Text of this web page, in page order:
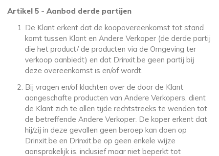
Artikel 5 - Aanbod derde partijen
De Klant erkent dat de koopovereenkomst tot stand
komt tussen Klant en Andere Verkoper (de derde partij
die het product/ de producten via de Omgeving ter
verkoop aanbiedt) en dat Drinxit.be geen partij bij
deze overeenkomst is en/of wordt.
Bij vragen en/of klachten over de door de Klant
aangeschafte producten van Andere Verkopers, dient
de Klant zich te allen tijde rechtstreeks te wenden tot
de betreffende Andere Verkoper. De koper erkent dat
hij/zij in deze gevallen geen beroep kan doen op
Drinxit.be en Drinxit.be op geen enkele wijze
aansprakelijk is, inclusief maar niet beperkt tot